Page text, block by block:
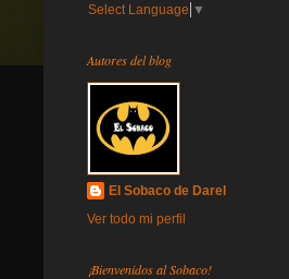
Select Language ▼
Autores del blog
El Sobaco de Darel
Ver todo mi perfil
¡Bienvenidos al Sobaco!